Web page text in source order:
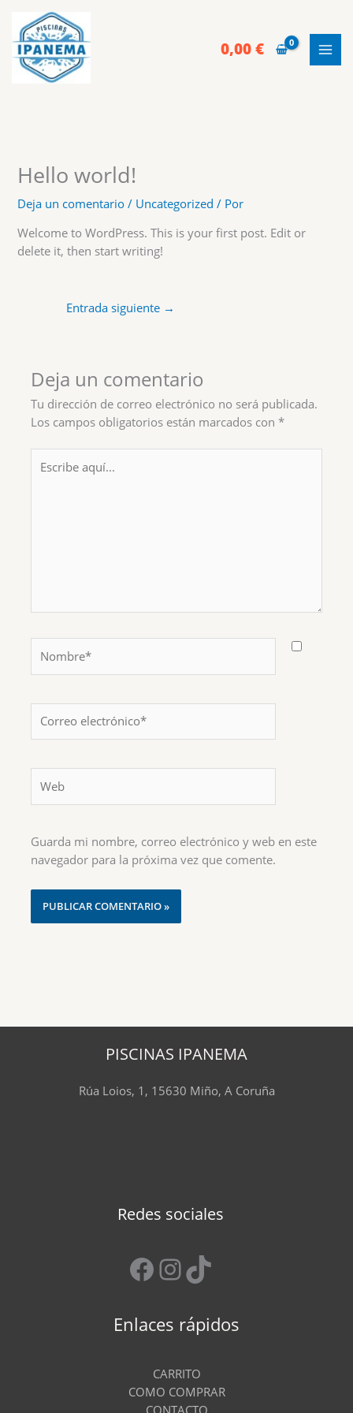
contenido
0,00€
Hello world!
Deja un comentario / Uncategorized / Por
Welcome to WordPress. This is your first post. Edit or
delete it, then start writing!
Entrada siguiente →
Deja un comentario
Tu dirección de correo electrónico no será publicada.
Los campos obligatorios están marcados con *
aquí...
electrónico*
Guarda mi nombre, correo electrónico y web en este
navegador para la próxima vez que comente.
PISCINAS IPANEMA
Rúa Loios, 1, 15630 Miño, A Coruña
Redes sociales
Facebook
Instagram
TikTok
Enlaces rápidos
CARRITO
COMO COMPRAR